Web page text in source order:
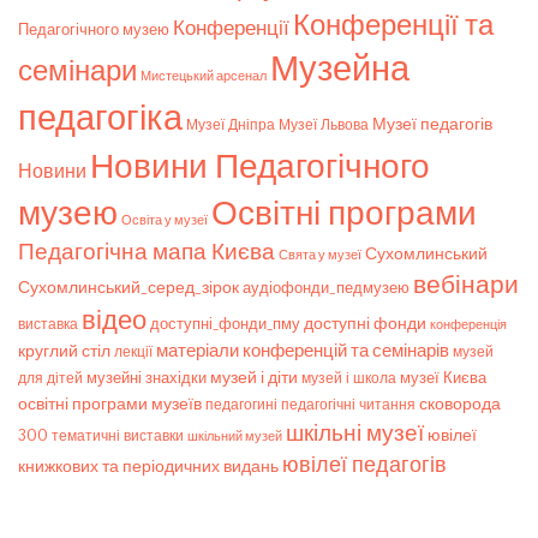
Педагогічного музею Конференції Конференції та
семінари Мистецький арсенал Музейна
педагогіка Музеї Дніпра Музеї Львова Музеї педагогів
Новини Новини Педагогічного
музею Освіта у музеї Освітні програми
Педагогічна мапа Києва Свята у музеї Сухомлинський
Сухомлинський_серед_зірокаудіофонди_педмузею вебінари
виставка відеодоступні_фонди_пмудоступні фонди конференція
круглий стіл лекції матеріали конференцій та семінарів музей
для дітей музейні знахідки музей і діти музей і школа музеї Києва
освітні програми музеїв педагогині педагогічні читання сковорода
300 тематичні виставки шкільний музей шкільні музеї ювілеї
книжкових та періодичних видань ювілеї педагогів